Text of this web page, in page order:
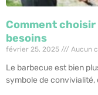
Comment
besoins
février 25, 2025 Aucun
Le barbecue est bien
symbole de convivialité,